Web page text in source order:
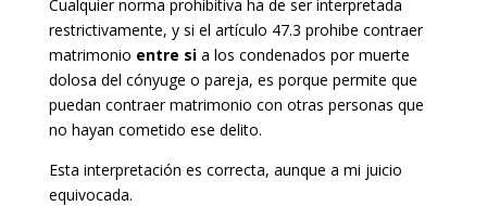
Cualquier norma prohibitiva ha de ser interpretada
restrictivamente, y si el artículo 47.3 prohibe contraer
matrimonio entre sia los condenados por muerte
dolosa del cónyuge o pareja, es porque permite que
puedan contraer matrimonio con otras personas que
no hayan cometido ese delito.
Esta interpretación es correcta, aunque a mi juicio
equivocada.